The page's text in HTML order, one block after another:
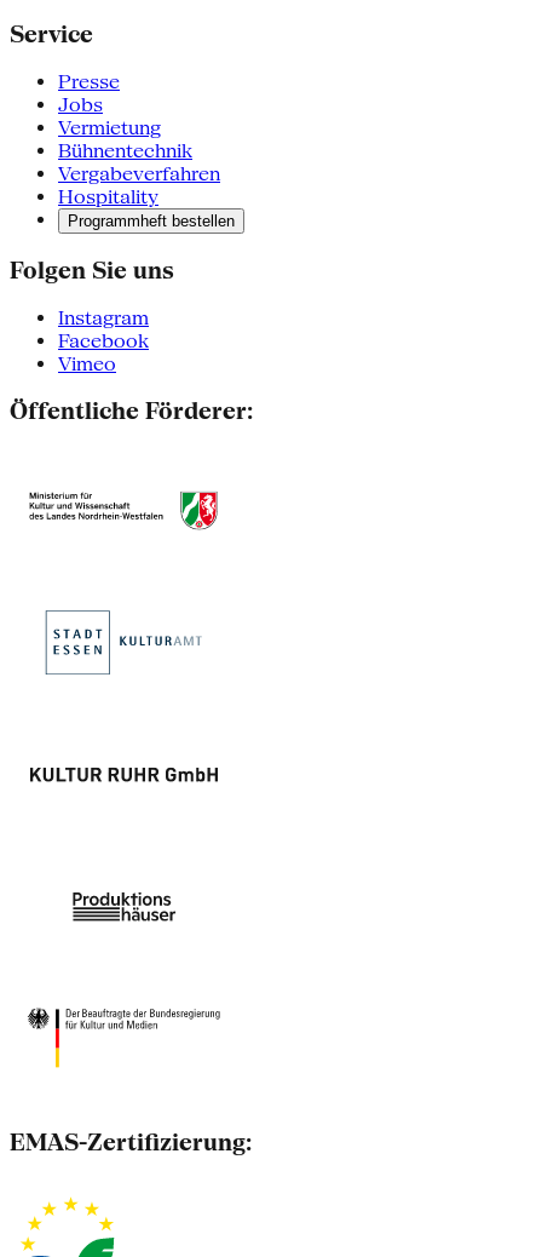
Service
Presse
Jobs
Vermietung
Bühnentechnik
Vergabeverfahren
Hospitality
Programmheft bestellen
Folgen Sie uns
Instagram
Facebook
Vimeo
Öffentliche Förderer:
EMAS-Zertifizierung: